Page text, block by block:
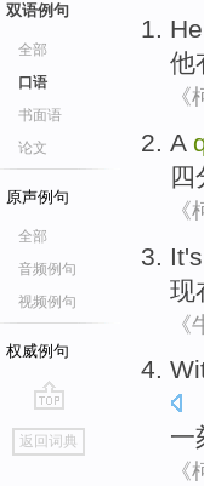
双语例句
全部
口语
书面语
论文
原声例句
全部
音频例句
视频例句
权威例句
go
top
返回词典
He
他
A
四
It's
现
一